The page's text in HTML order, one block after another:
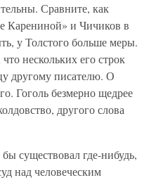
Сравните, как
Карениной» и Чичиков в
у Толстого больше меры.
нескольких его строк
другому писателю. О
Гоголь безмерно щедрее
другого слова
существовал где-нибудь,
над человеческим